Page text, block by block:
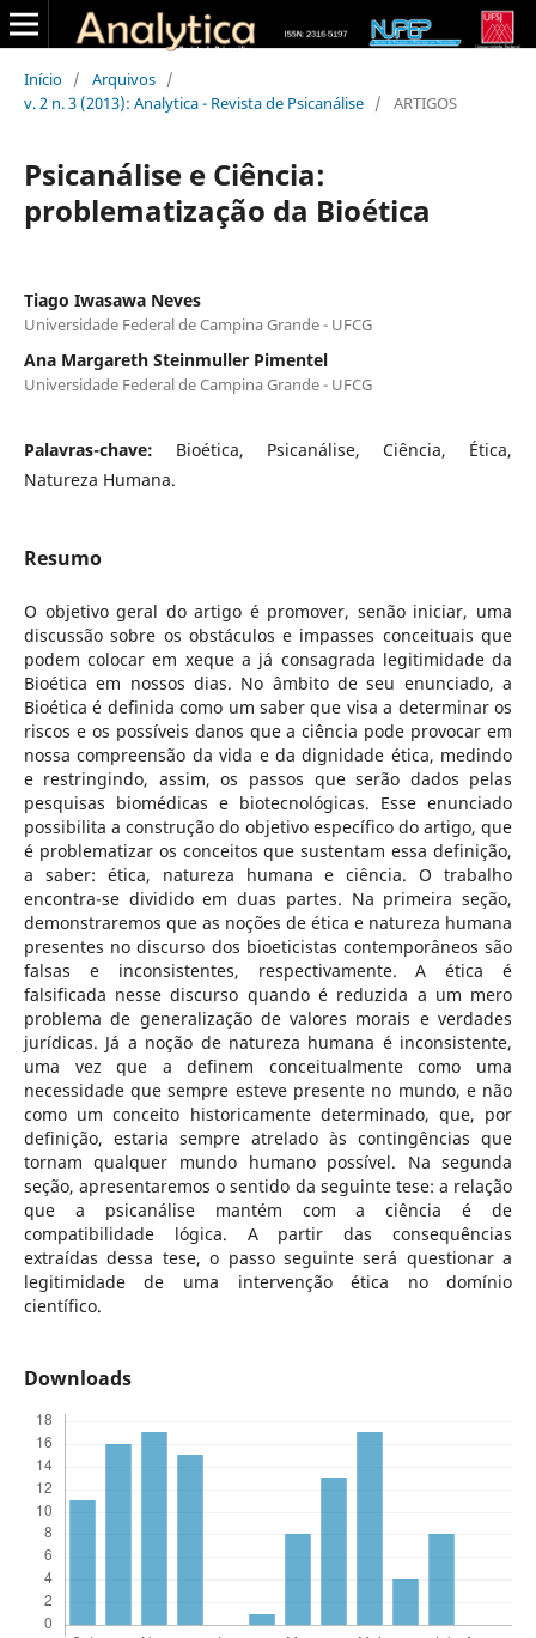
Início / Arquivos /
v. 2 n. 3 (2013): Analytica - Revista de Psicanálise / ARTIGOS
Psicanálise e Ciência:
problematização da Bioética
Tiago Iwasawa Neves
Universidade Federal de Campina Grande - UFCG
Ana Margareth Steinmuller Pimentel
Universidade Federal de Campina Grande - UFCG
Palavras-chave: Bioética, Psicanálise, Ciência, Ética,
Natureza Humana.
Resumo
O objetivo geral do artigo é promover, senão iniciar, uma
discussão sobre os obstáculos e impasses conceituais que
podem colocar em xeque a já consagrada legitimidade da
Bioética em nossos dias. No âmbito de seu enunciado, a
Bioética é definida como um saber que visa a determinar os
riscos e os possíveis danos que a ciência pode provocar em
nossa compreensão da vida e da dignidade ética, medindo
e restringindo, assim, os passos que serão dados pelas
pesquisas biomédicas e biotecnológicas. Esse enunciado
possibilita a construção do objetivo específico do artigo, que
é problematizar os conceitos que sustentam essa definição,
a saber: ética, natureza humana e ciência. O trabalho
encontra-se dividido em duas partes. Na primeira seção,
demonstraremos que as noções de ética e natureza humana
presentes no discurso dos bioeticistas contemporâneos são
falsas e inconsistentes, respectivamente. A ética é
falsificada nesse discurso quando é reduzida a um mero
problema de generalização de valores morais e verdades
jurídicas. Já a noção de natureza humana é inconsistente,
uma vez que a definem conceitualmente como uma
necessidade que sempre esteve presente no mundo, e não
como um conceito historicamente determinado, que, por
definição, estaria sempre atrelado às contingências que
tornam qualquer mundo humano possível. Na segunda
seção, apresentaremos o sentido da seguinte tese: a relação
que a psicanálise mantém com a ciência é de
compatibilidade lógica. A partir das consequências
extraídas dessa tese, o passo seguinte será questionar a
legitimidade de uma intervenção ética no domínio
científico.
Downloads